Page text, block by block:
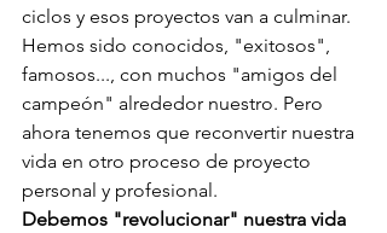
ciclos y esos proyectos van a culminar.
Hemos sido conocidos, "exitosos",
famosos..., con muchos "amigos del
campeón" alrededor nuestro. Pero
ahora tenemos que reconvertir nuestra
vida en otro proceso de proyecto
personal y profesional.
Debemos "revolucionar" nuestra vida